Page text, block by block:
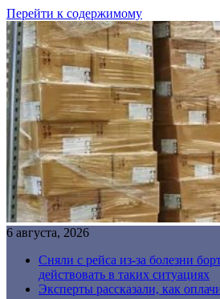
Перейти к содержимому
6 августа, 2026
Сняли с рейса из-за болезни
действовать в таких ситуациях
Эксперты рассказали, как